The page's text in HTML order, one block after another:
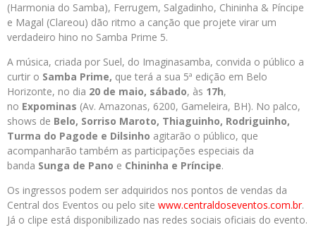
(Harmonia do Samba), Ferrugem, Salgadinho, Chininha & Píncipe
e Magal (Clareou) dão ritmo a canção que projete virar um
verdadeiro hino no Samba Prime 5.
A música, criada por Suel, do Imaginasamba, convida o público a
curtir o Samba Prime, que terá a sua 5ª edição em Belo
Horizonte, no dia 20 de maio, sábado, às 17h,
no Expominas (Av. Amazonas, 6200, Gameleira, BH). No palco,
shows de Belo, Sorriso Maroto, Thiaguinho, Rodriguinho,
Turma do Pagode e Dilsinho agitarão o público, que
acompanharão também as participações especiais da
banda Sunga de Pano e Chininha e Príncipe.
Os ingressos podem ser adquiridos nos pontos de vendas da
Central dos Eventos ou pelo site www.centraldoseventos.com.br.
Já o clipe está disponibilizado nas redes sociais oficiais do evento.